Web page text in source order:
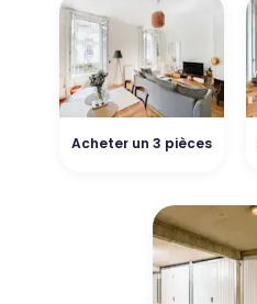
Acheter un 3 pièces